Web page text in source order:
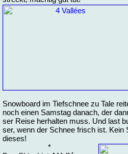
Snow­board im Tief­schnee zu Ta­le
noch ei­nen Sams­tag da­nach, der
ser Rei­se her­hal­ten muss. Und last
ser, wenn der Schnee frisch ist. Kein
die­ses!
*